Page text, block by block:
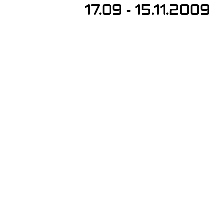
17.09 - 15.11.2009